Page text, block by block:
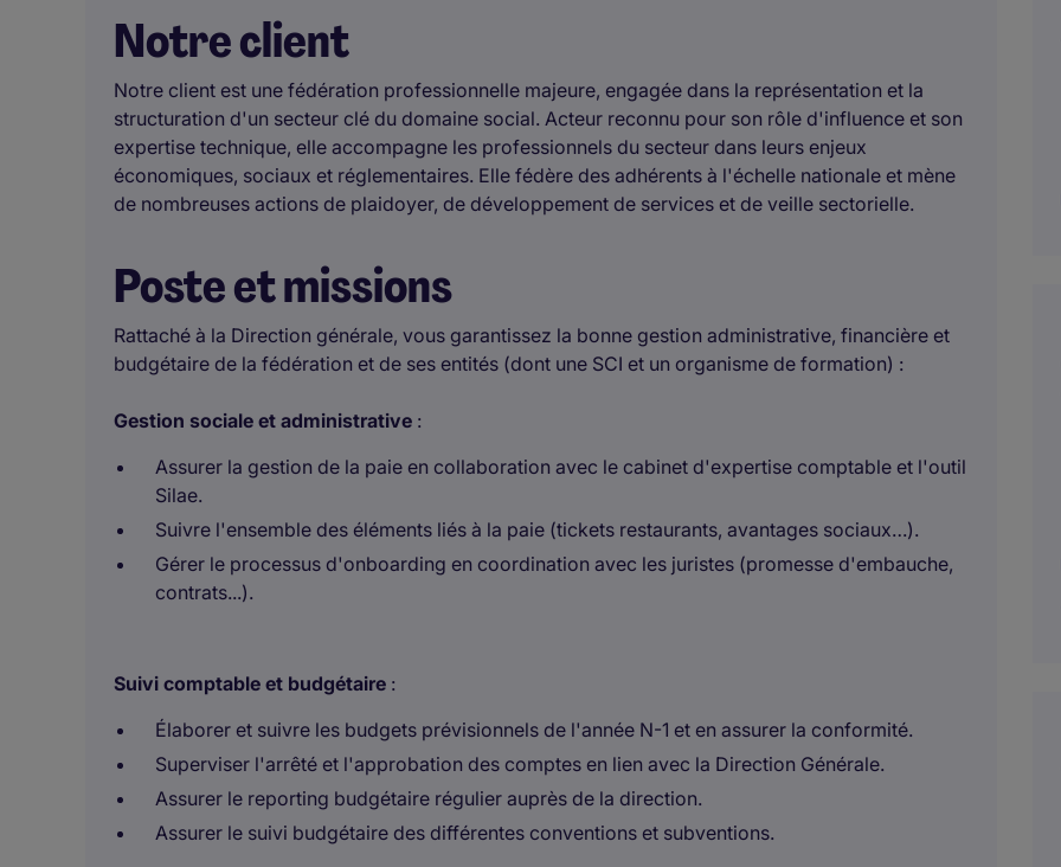
Notre client
Notre client est une fédération professionnelle majeure, engagée dans la représentation et la
structuration d'un secteur clé du domaine social. Acteur reconnu pour son rôle d'influence et son
expertise technique, elle accompagne les professionnels du secteur dans leurs enjeux
économiques, sociaux et réglementaires. Elle fédère des adhérents à l'échelle nationale et mène
de nombreuses actions de plaidoyer, de développement de services et de veille sectorielle.
Poste et missions
Rattaché à la Direction générale, vous garantissez la bonne gestion administrative, financière et
budgétaire de la fédération et de ses entités (dont une SCI et un organisme de formation) :
Gestion sociale et administrative :
Assurer la gestion de la paie en collaboration avec le cabinet d'expertise comptable et l'outil
Silae.
Suivre l'ensemble des éléments liés à la paie (tickets restaurants, avantages sociaux…).
Gérer le processus d'onboarding en coordination avec les juristes (promesse d'embauche,
contrats...).
Suivi comptable et budgétaire :
Élaborer et suivre les budgets prévisionnels de l'année N-1 et en assurer la conformité.
Superviser l'arrêté et l'approbation des comptes en lien avec la Direction Générale.
Assurer le reporting budgétaire régulier auprès de la direction.
Assurer le suivi budgétaire des différentes conventions et subventions.